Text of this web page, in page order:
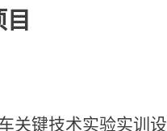
关键技术实验实训设